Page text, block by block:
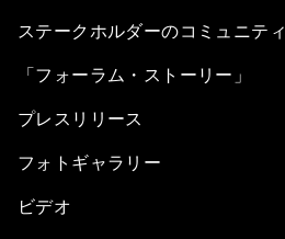
ステークホルダーのコミュニティ
「フォーラム・ストーリー」
プレスリリース
フォトギャラリー
ビデオ